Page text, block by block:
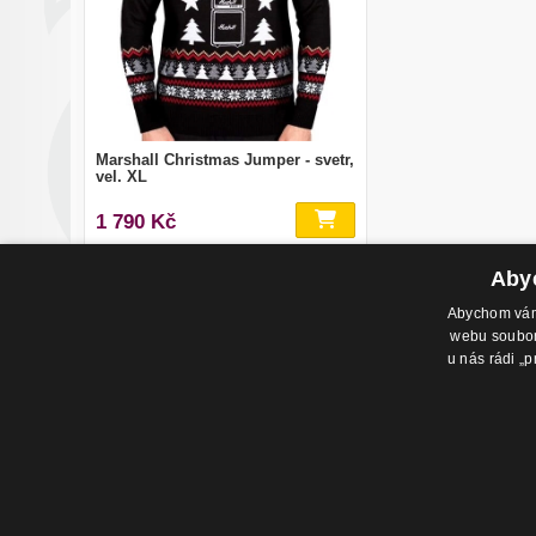
Marshall Christmas Jumper - svetr,
vel. XL
1 790 Kč
Abychom
webu
u nás rádi